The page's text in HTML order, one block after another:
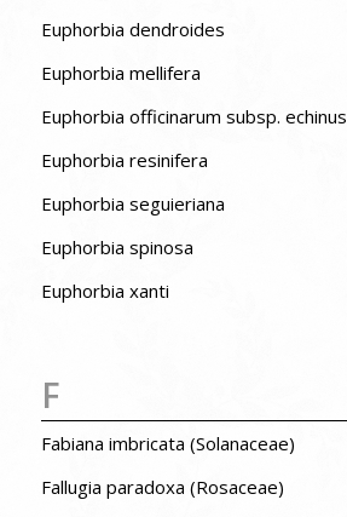
Euphorbia dendroides
Euphorbia mellifera
Euphorbia officinarum subsp. echinus
Euphorbia resinifera
Euphorbia seguieriana
Euphorbia spinosa
Euphorbia xanti
F
Fabiana imbricata (Solanaceae)
Fallugia paradoxa (Rosaceae)